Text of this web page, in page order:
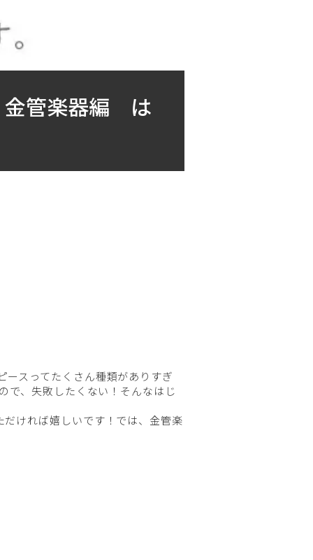
金管楽器編 は
スってたくさん種類がありすぎ
で、失敗したくない！そんなはじ
ければ嬉しいです！では、金管楽